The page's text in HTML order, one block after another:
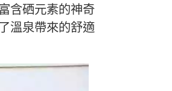
含硒元素的神奇
溫泉帶來的舒適